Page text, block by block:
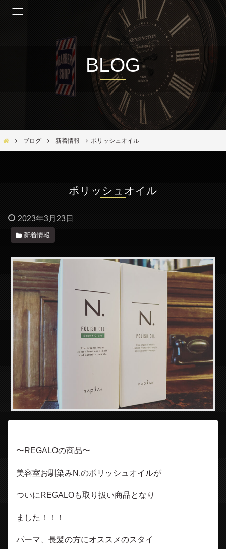
BLOG
Bar Ber Shop REGALO【バーバーショップ レガロ】- 大阪・福島区の美容室
ブログ 新着情報 ポリッシュオイル
ポリッシュオイル
2023年3月23日
新着情報
〜REGALOの商品〜
美容室お馴染みN.のポリッシュオイルが
ついにREGALOも取り扱い商品となり
ました！！！
パーマ、長髪の方にオススメのスタイ